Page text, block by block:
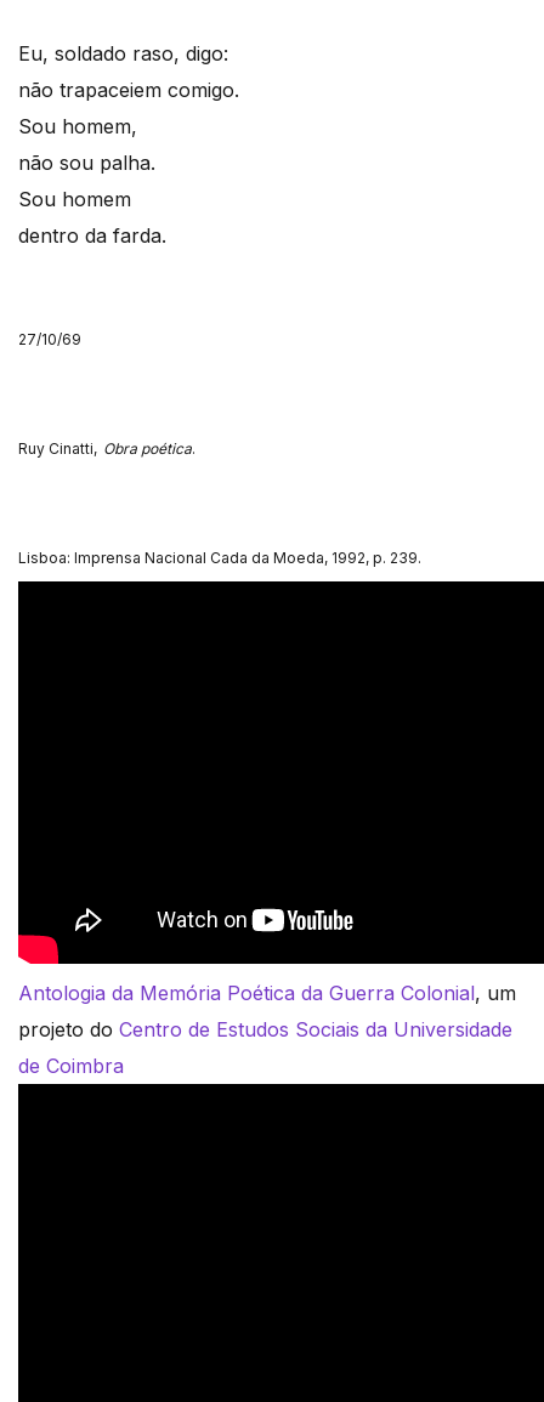
Eu, soldado raso, digo:
não trapaceiem comigo.
Sou homem,
não sou palha.
Sou homem
dentro da farda.
27/10/69
Ruy Cinatti, Obra poética.
Lisboa: Imprensa Nacional Cada da Moeda, 1992, p. 239.
Antologia da Memória Poética da Guerra Colonial, um
projeto do Centro de Estudos Sociais da Universidade
de Coimbra